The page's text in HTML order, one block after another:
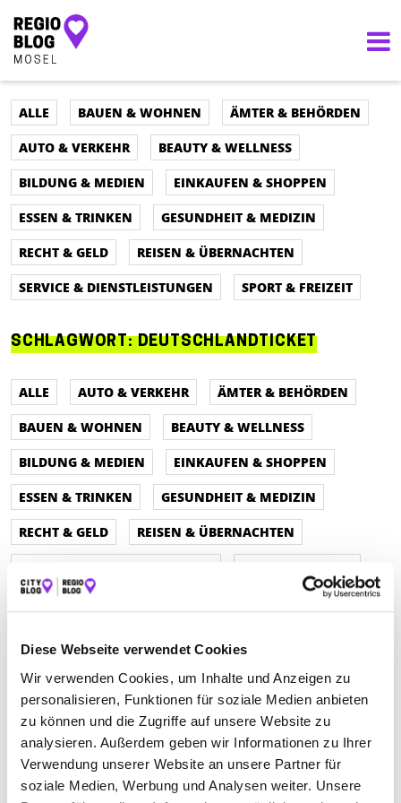
Diese Webseite verwendet Cookies
Wir verwenden Cookies, um Inhalte und Anzeigen zu
personalisieren, Funktionen für soziale Medien anbieten
zu können und die Zugriffe auf unsere Website zu
analysieren. Außerdem geben wir Informationen zu Ihrer
Verwendung unserer Website an unsere Partner für
soziale Medien, Werbung und Analysen weiter. Unsere
Hauptnavigation
ALLE BAUEN & WOHNEN
ÄMTER & BEHÖRDEN
AUTO & VERKEHR
BEAUTY & WELLNESS
BILDUNG & MEDIEN
EINKAUFEN & SHOPPEN
ESSEN & TRINKEN
GESUNDHEIT & MEDIZIN
RECHT & GELD
REISEN & ÜBERNACHTEN
SERVICE & DIENSTLEISTUNGEN
SPORT & FREIZEIT
SCHLAGWORT:DEUTSCHLANDTICKET
ALLE AUTO & VERKEHR
ÄMTER & BEHÖRDEN
BAUEN & WOHNEN
BEAUTY & WELLNESS
BILDUNG & MEDIEN
EINKAUFEN & SHOPPEN
ESSEN & TRINKEN
GESUNDHEIT & MEDIZIN
RECHT & GELD
REISEN & ÜBERNACHTEN